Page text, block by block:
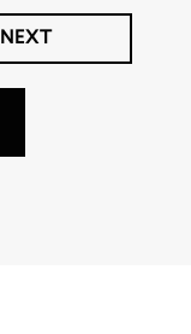
NEXT